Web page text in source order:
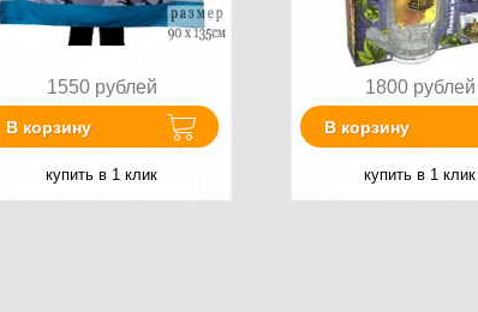
1550 рублей
В корзину
купить в 1 клик
1800 рублей
В корзину
купить в 1 клик